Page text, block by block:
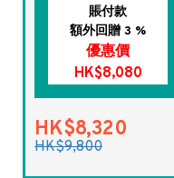
賬付款
額外回贈 3 %
優惠價
HK$8,080
HK$8,320
HK$9,800